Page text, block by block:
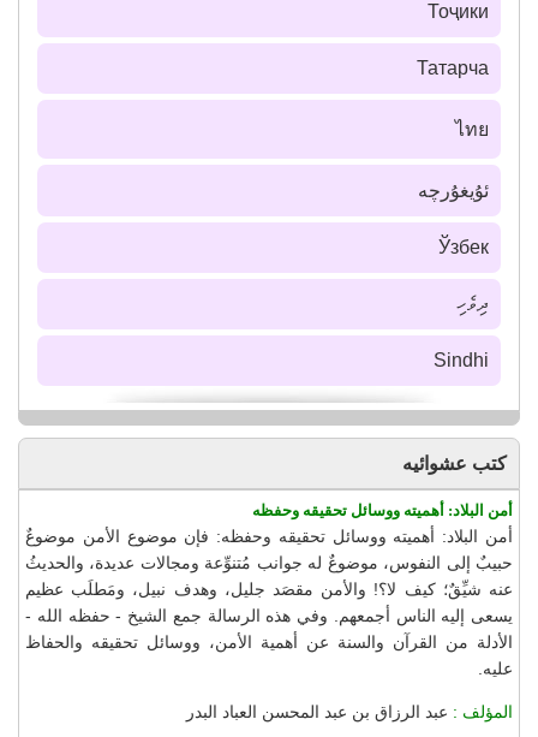
Тоҷики
Татарча
ไทย
ئۇيغۇرچە
Ўзбек
ދިވެހި
Sindhi
كتب عشوائيه
أمن البلاد: أهميته ووسائل تحقيقه وحفظه
أمن البلاد: أهميته ووسائل تحقيقه وحفظه: فإن موضوع الأمن موضوعٌ
حبيبٌ إلى النفوس، موضوعٌ له جوانب مُتنوِّعة ومجالات عديدة، والحديثُ
عنه شيِّقٌ؛ كيف لا؟! والأمن مقصَد جليل، وهدف نبيل، ومَطلَب عظيم
يسعى إليه الناس أجمعهم. وفي هذه الرسالة جمع الشيخ - حفظه الله -
الأدلة من القرآن والسنة عن أهمية الأمن، ووسائل تحقيقه والحفاظ
عليه.
المؤلف : عبد الرزاق بن عبد المحسن العباد البدر